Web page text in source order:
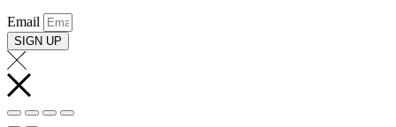
Email
SIGN UP